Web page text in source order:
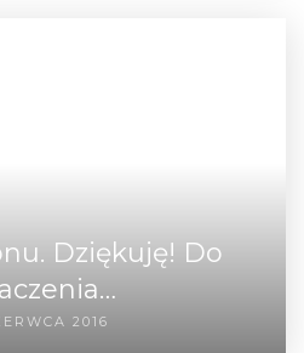
Dziękuję! Do
2016